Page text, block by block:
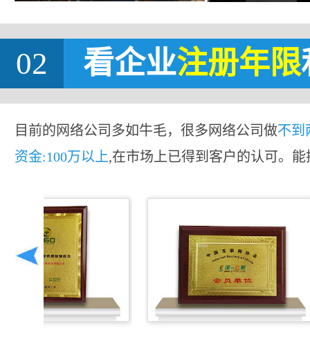
02 看企业注册年限
目前的网络公司多如牛毛，很多网络公司做不到
资金:100万以上,在市场上已得到客户的认可。